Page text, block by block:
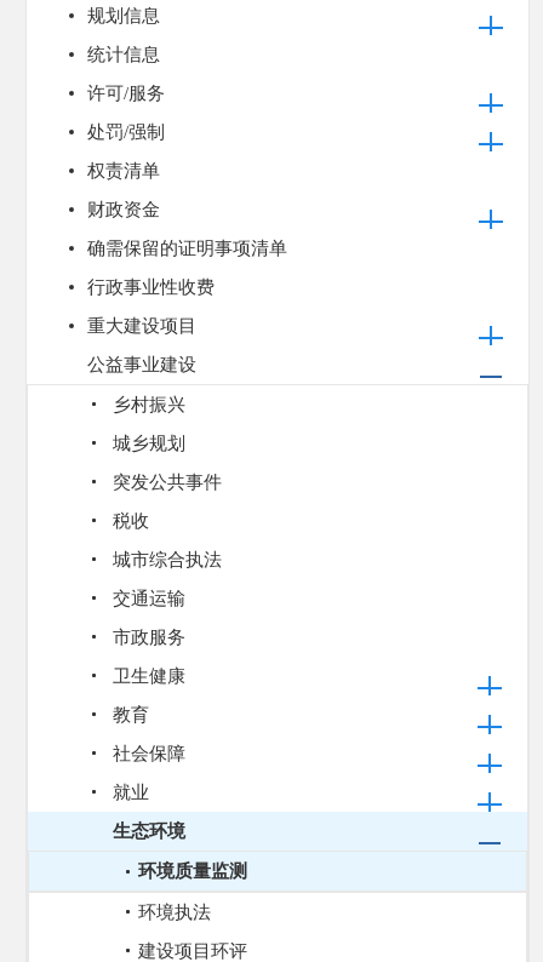
规划信息
统计信息
许可/服务
处罚/强制
权责清单
财政资金
确需保留的证明事项清单
行政事业性收费
重大建设项目
公益事业建设
乡村振兴
城乡规划
突发公共事件
税收
城市综合执法
交通运输
市政服务
卫生健康
教育
社会保障
就业
生态环境
环境质量监测
环境执法
建设项目环评